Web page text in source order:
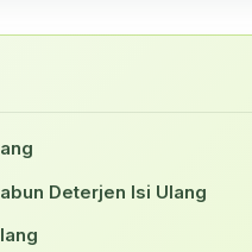
Deterjen Isi Ulang